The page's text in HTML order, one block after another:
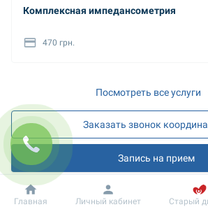
Комплексная импедансометрия
470 грн.
Посмотреть все услуги
Заказать звонок
Запись на прием
Запись на онлайн
Добробут Информация
Главная Личный кабинет Старый